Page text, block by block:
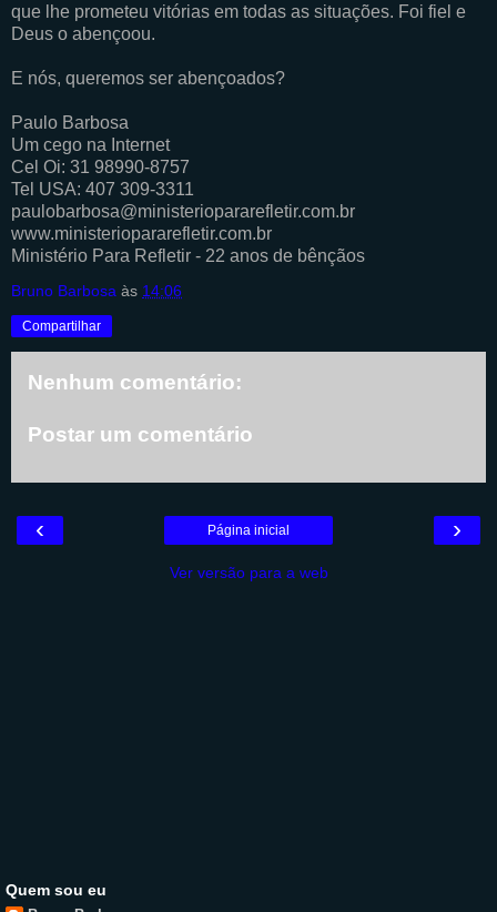
que lhe prometeu vitórias em todas as situações. Foi fiel e
Deus o abençoou.
E nós, queremos ser abençoados?
Paulo Barbosa
Um cego na Internet
Cel Oi: 31 98990-8757
Tel USA: 407 309-3311
paulobarbosa@ministeriopararefletir.com.br
www.ministeriopararefletir.com.br
Ministério Para Refletir - 22 anos de bênçãos
Bruno Barbosa às 14:06
Compartilhar
Nenhum comentário:
Postar um comentário
‹ ›
Página inicial
Ver versão para a web
Quem sou eu